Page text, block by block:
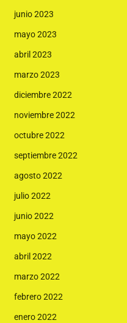
junio 2023
mayo 2023
abril 2023
marzo 2023
diciembre 2022
noviembre 2022
octubre 2022
septiembre 2022
agosto 2022
julio 2022
junio 2022
mayo 2022
abril 2022
marzo 2022
febrero 2022
enero 2022